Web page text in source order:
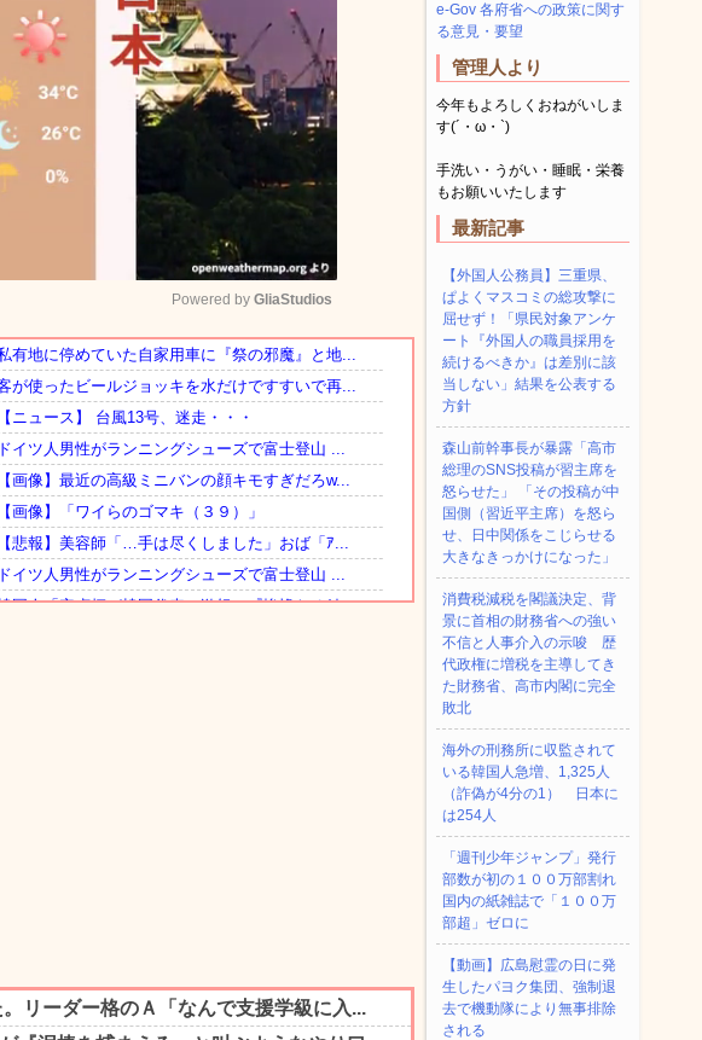
Mute
Powered by GliaStudios
e-Gov 各府省への政策に関す
る意見・要望
管理人より
今年もよろしくおねがいしま
す(´・ω・`)
手洗い・うがい・睡眠・栄養
もお願いいたします
最新記事
【外国人公務員】三重県、
ぱよくマスコミの総攻撃に
屈せず！「県民対象アンケ
ート『外国人の職員採用を
続けるべきか』は差別に該
当しない」結果を公表する
方針
森山前幹事長が暴露「高市
総理のSNS投稿が習主席を
怒らせた」 「その投稿が中
国側（習近平主席）を怒ら
せ、日中関係をこじらせる
大きなきっかけになった」
消費税減税を閣議決定、背
景に首相の財務省への強い
不信と人事介入の示唆 歴
代政権に増税を主導してき
た財務省、高市内閣に完全
敗北
海外の刑務所に収監されて
いる韓国人急増、1,325人
（詐偽が4分の1） 日本に
は254人
「週刊少年ジャンプ」発行
部数が初の１００万部割れ
国内の紙雑誌で「１００万
部超」ゼロに
【動画】広島慰霊の日に発
生したパヨク集団、強制退
去で機動隊により無事排除
される